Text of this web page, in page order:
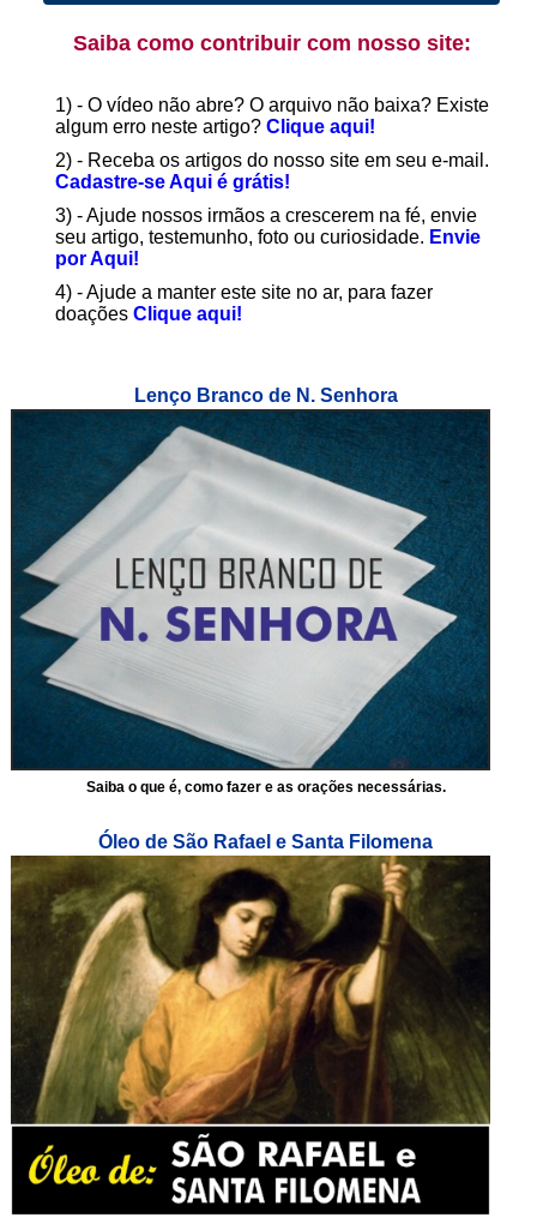
Saiba como contribuir com nosso site:
1) - O vídeo não abre? O arquivo não baixa? Existe
algum erro neste artigo? Clique aqui!
2) - Receba os artigos do nosso site em seu e-mail.
Cadastre-se Aqui é grátis!
3) - Ajude nossos irmãos a crescerem na fé, envie
seu artigo, testemunho, foto ou curiosidade. Envie
por Aqui!
4) - Ajude a manter este site no ar, para fazer
doações Clique aqui!
Lenço Branco de N. Senhora
Saiba o que é, como fazer e as orações necessárias.
Óleo de São Rafael e Santa Filomena